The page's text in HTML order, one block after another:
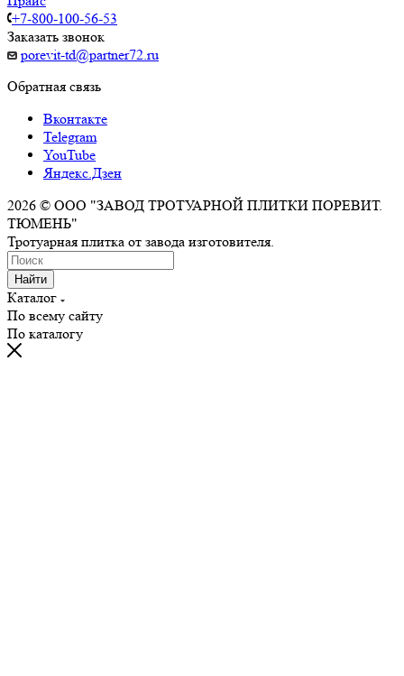
+7-800-100-56-53
Заказать звонок
porevit-td@partner72.ru
Обратная связь
Вконтакте
Telegram
YouTube
Яндекс.Дзен
2026 © ООО "ЗАВОД ТРОТУАРНОЙ ПЛИТКИ ПОРЕВИТ.
ТЮМЕНЬ"
Тротуарная плитка от завода изготовителя.
Найти
Каталог
По всему сайту
По каталогу